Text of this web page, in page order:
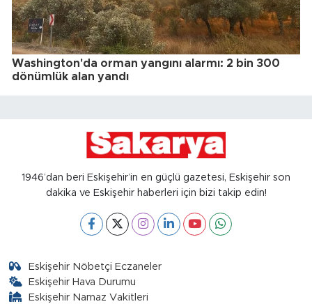
Washington'da orman yangını alarmı: 2 bin 300
dönümlük alan yandı
1946’dan beri Eskişehir’in en güçlü gazetesi, Eskişehir son
dakika ve Eskişehir haberleri için bizi takip edin!
Eskişehir Nöbetçi Eczaneler
Eskişehir Hava Durumu
Eskişehir Namaz Vakitleri